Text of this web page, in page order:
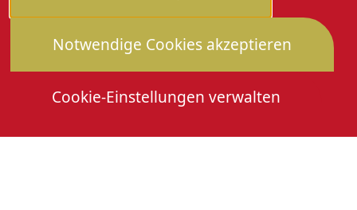
Notwendige Cookies akzeptieren
Cookie-Einstellungen verwalten